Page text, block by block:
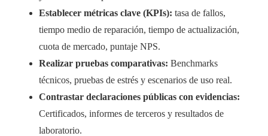
Establecer métricas clave (KPIs): tasa de fallos,
tiempo medio de reparación, tiempo de actualización,
cuota de mercado, puntaje NPS.
Realizar pruebas comparativas: Benchmarks
técnicos, pruebas de estrés y escenarios de uso real.
Contrastar declaraciones públicas con evidencias:
Certificados, informes de terceros y resultados de
laboratorio.